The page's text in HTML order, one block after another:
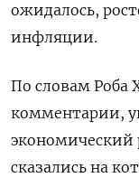
ожидалось,
инфляции.
По словам Роба
комментарии,
экономический
сказались на